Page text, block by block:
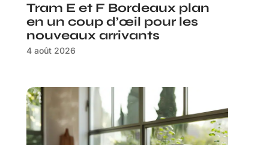
Tram E et F Bordeaux plan
en un coup d’œil pour les
nouveaux arrivants
4 août 2026